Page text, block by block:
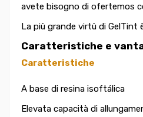
avete bisogno di ofertemos
La più grande virtù di GelTint
Caratteristiche e
Caratteristiche
A base di resina isoftálica
Elevata capacità di